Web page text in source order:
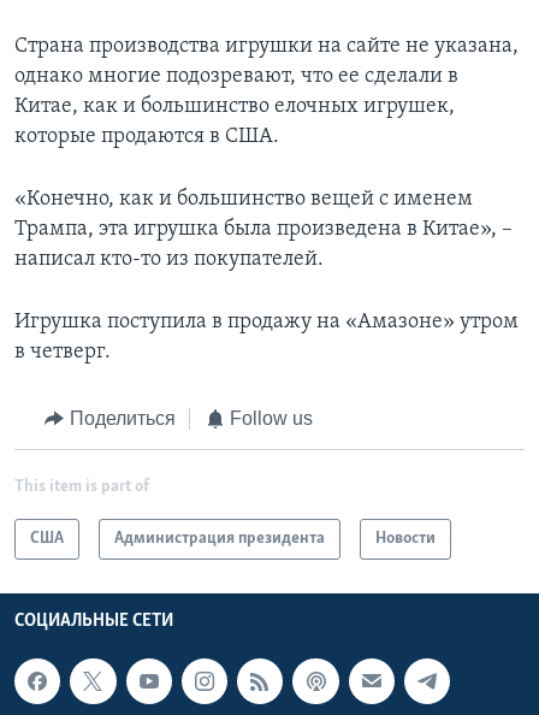
Страна производства игрушки на сайте не указана,
однако многие подозревают, что ее сделали в
Китае, как и большинство елочных игрушек,
которые продаются в США.
«Конечно, как и большинство вещей с именем
Трампа, эта игрушка была произведена в Китае», –
написал кто-то из покупателей.
Игрушка поступила в продажу на «Амазоне» утром
в четверг.
Поделиться Follow us
This item is part of
США Администрация президента Новости
СОЦИАЛЬНЫЕ СЕТИ